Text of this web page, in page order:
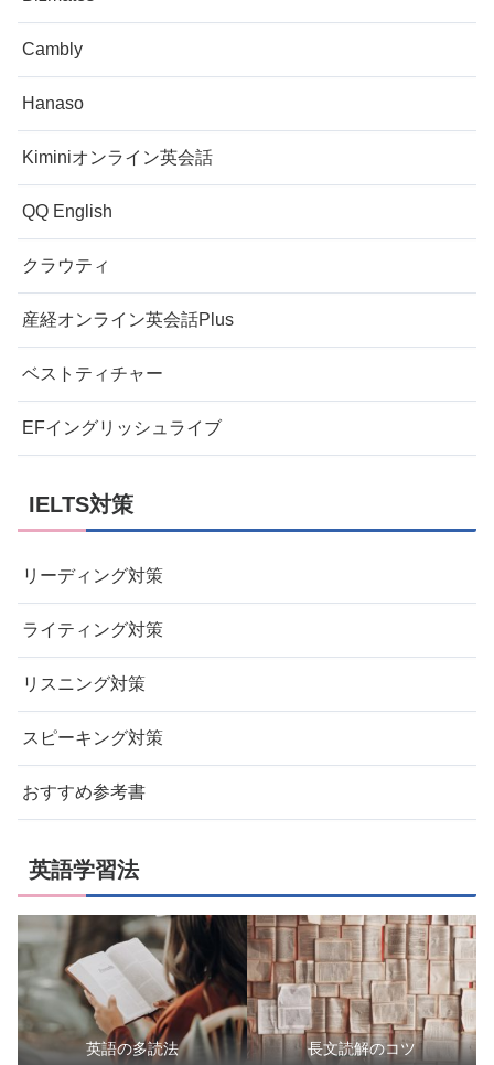
Cambly
Hanaso
Kiminiオンライン英会話
QQ English
クラウティ
産経オンライン英会話Plus
ベストティチャー
EFイングリッシュライブ
IELTS対策
リーディング対策
ライティング対策
リスニング対策
スピーキング対策
おすすめ参考書
英語学習法
英語の多読法 長文読解のコツ